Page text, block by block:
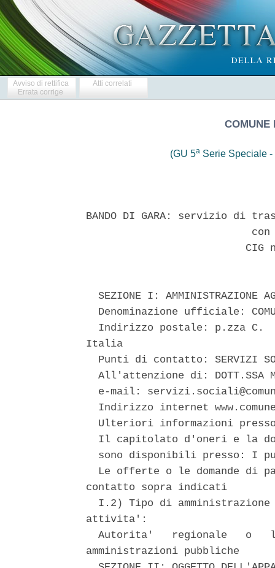
Avviso di rettifica
Errata corrige
Atti correlati
COMUNE
(GU 5aSerie Speciale -
BANDO DI GARA: servizio di
CIG
SEZIONE I: AMMINISTRAZIONE
Denominazione ufficiale:
Indirizzo postale: p.zza C.
Italia
Punti di contatto: SERVIZI
All'attenzione di: DOTT.SSA
e-mail:
Indirizzo internet
Ulteriori informazioni
Il capitolato d'oneri e la
sono disponibili presso: I
Le offerte o le domande di
contatto sopra indicati
I.2) Tipo di
attivita':
Autorita'   regionale   o
amministrazioni pubbliche